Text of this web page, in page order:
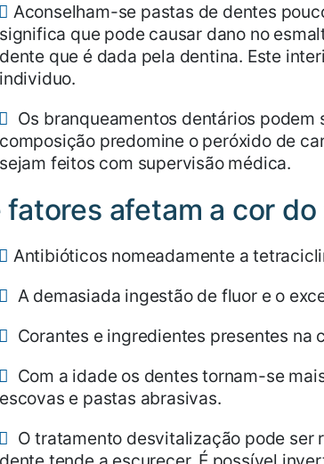
Aconselham-se pastas de dentes
significa que pode causar dano no
dente que é dada pela dentina. Este
individuo.
Os branqueamentos dentários
composição predomine o peróxido de
sejam feitos com supervisão médica.
fatores afetam a cor
Antibióticos nomeadamente a
A demasiada ingestão de fluor e o
Corantes e ingredientes presentes na
Com a idade os dentes tornam-se
escovas e pastas abrasivas.
O tratamento desvitalização pode ser